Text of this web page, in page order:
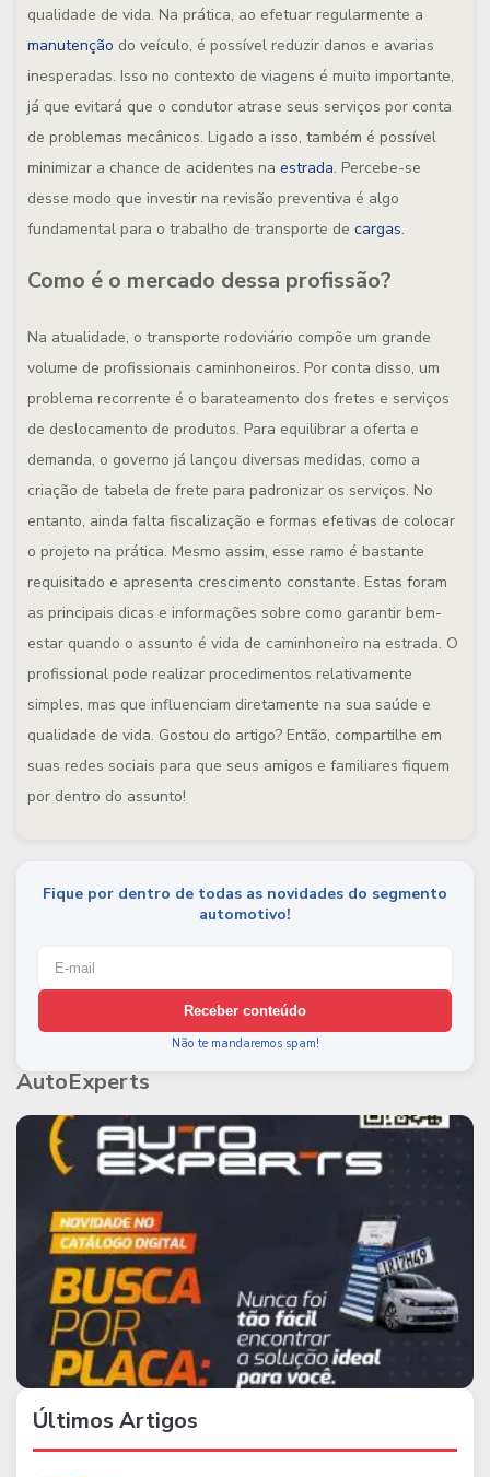
qualidade de vida. Na prática, ao efetuar regularmente a
manutenção do veículo, é possível reduzir danos e avarias
inesperadas. Isso no contexto de viagens é muito importante,
já que evitará que o condutor atrase seus serviços por conta
de problemas mecânicos. Ligado a isso, também é possível
minimizar a chance de acidentes na estrada. Percebe-se
desse modo que investir na revisão preventiva é algo
fundamental para o trabalho de transporte de cargas.
Como é o mercado dessa profissão?
Na atualidade, o transporte rodoviário compõe um grande
volume de profissionais caminhoneiros. Por conta disso, um
problema recorrente é o barateamento dos fretes e serviços
de deslocamento de produtos. Para equilibrar a oferta e
demanda, o governo já lançou diversas medidas, como a
criação de tabela de frete para padronizar os serviços. No
entanto, ainda falta fiscalização e formas efetivas de colocar
o projeto na prática. Mesmo assim, esse ramo é bastante
requisitado e apresenta crescimento constante. Estas foram
as principais dicas e informações sobre como garantir bem-
estar quando o assunto é vida de caminhoneiro na estrada. O
profissional pode realizar procedimentos relativamente
simples, mas que influenciam diretamente na sua saúde e
qualidade de vida. Gostou do artigo? Então, compartilhe em
suas redes sociais para que seus amigos e familiares fiquem
por dentro do assunto!
Fique por dentro de todas as novidades do segmento
automotivo!
Receber conteúdo
Não te mandaremos spam!
AutoExperts
Últimos Artigos